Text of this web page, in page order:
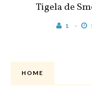
Tigela de
1
HOME